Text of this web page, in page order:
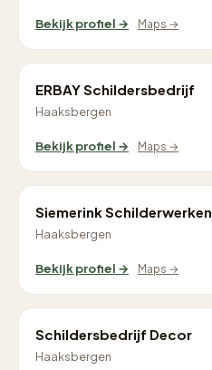
Bekijk profiel → Maps →
ERBAY Schildersbedrijf
Haaksbergen
Bekijk profiel → Maps →
Siemerink Schilderwerken
Haaksbergen
Bekijk profiel → Maps →
Schildersbedrijf Decor
Haaksbergen